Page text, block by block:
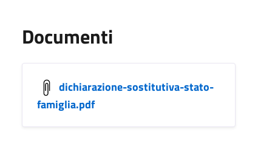
Documenti
dichiarazione-sostitutiva-stato-
famiglia.pdf